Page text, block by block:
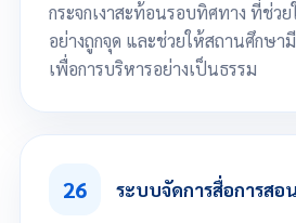
กิจกรร
กระจกเงาสะท้อนรอบทิศทาง ที่ช่ว
อย่างถูกจุด และช่วยให้สถานศึกษา
เพื่อการบริหารอย่างเป็นธรรม
สร้างแบบประเมิน 360 องศา
26 ระบบจัดการสื่อการสอน